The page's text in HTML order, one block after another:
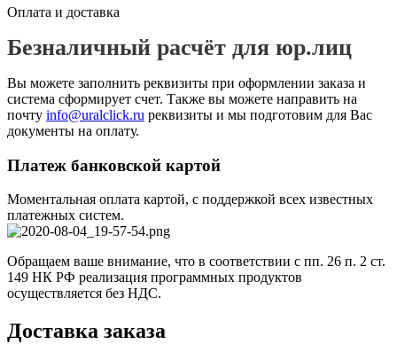
Оплата и доставка
Безналичный расчёт для юр.лиц
Вы можете заполнить реквизиты при оформлении заказа и
система сформирует счет. Также вы можете направить на
почту info@uralclick.ru реквизиты и мы подготовим для Вас
документы на оплату.
Платеж банковской картой
Моментальная оплата картой, с поддержкой всех известных
платежных систем.
Обращаем ваше внимание, что в соответствии с пп. 26 п. 2 ст.
149 НК РФ реализация программных продуктов
осуществляется без НДС.
Доставка заказа